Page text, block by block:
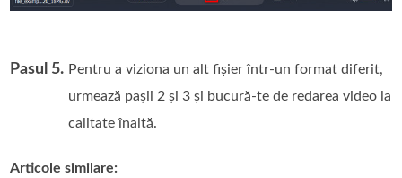
Pasul 5. Pentru a viziona un alt fișier într-un format diferit,
urmează pașii 2 și 3 și bucură-te de redarea video la
calitate înaltă.
Articole similare: